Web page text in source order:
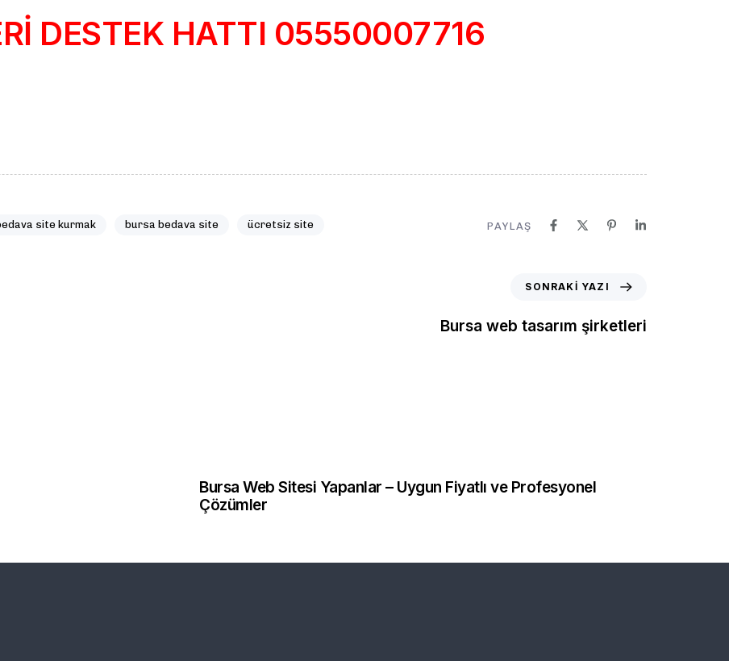
DESTEK HATTI 05550007716
site kurmak bursa bedava site ücretsiz site PAYLAŞ
SONRAKI YAZI
Bursa web tasarım şirketleri
Bursa Web Sitesi Yapanlar – Uygun Fiyatlı ve Profesyonel
Çözümler